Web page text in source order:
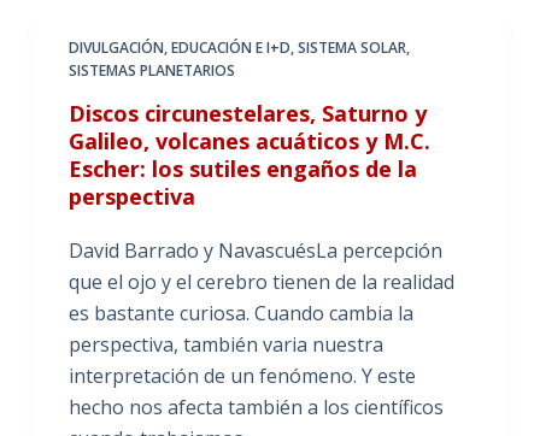
DIVULGACIÓN,EDUCACIÓN E I+D,SISTEMA SOLAR,
SISTEMAS PLANETARIOS
Discos circunestelares, Saturno y
Galileo, volcanes acuáticos y M.C.
Escher: los sutiles engaños de la
perspectiva
David Barrado y NavascuésLa percepción
que el ojo y el cerebro tienen de la realidad
es bastante curiosa. Cuando cambia la
perspectiva, también varia nuestra
interpretación de un fenómeno. Y este
hecho nos afecta también a los científicos